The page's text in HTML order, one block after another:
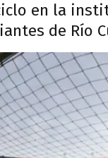
en la
de Río